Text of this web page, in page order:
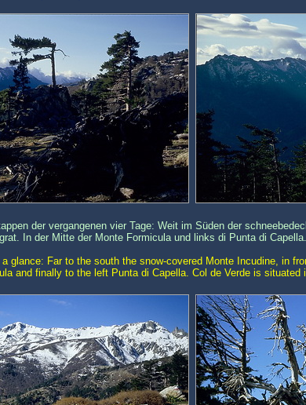
der vergangenen vier Tage: Weit im Süden der
In der Mitte der Monte Formicula und links di Punta di
glance: Far to the south the snow-covered Monte Incudine, in
and finally to the left Punta di Capella. Col de Verde is situated